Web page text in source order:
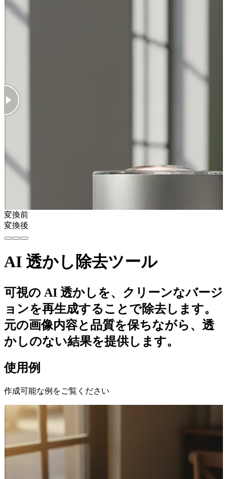
変換前
変換後
AI 透かし除去ツール
可視の AI 透かしを、クリーンなバージ
ョンを再生成することで除去します。
元の画像内容と品質を保ちながら、透
かしのない結果を提供します。
使用例
作成可能な例をご覧ください